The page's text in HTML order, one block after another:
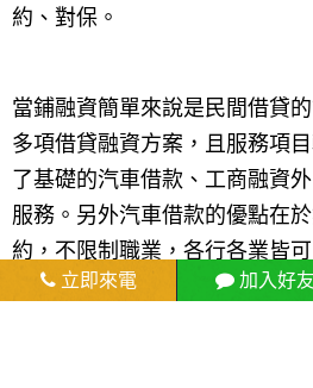
約、對保。
當鋪融資簡單來說是民間借貸
多項借貸融資方案，且服務項
了基礎的汽車借款、工商融資
服務。另外汽車借款的優點在
約，不限制職業，各行各業皆
單，快速審核、火速放款，更
立即來電 加入好友